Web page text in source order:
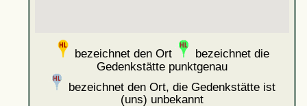
bezeichnet den Ort
bezeichnet die
Gedenkstätte punktgenau
bezeichnet den Ort, die Gedenkstätte ist
(uns) unbekannt